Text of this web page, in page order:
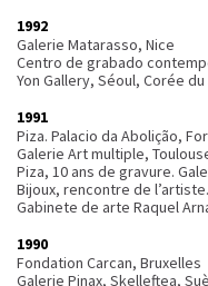
1992
Galerie Matarasso, Nice
Centro de grabado
Yon Gallery, Séoul, Corée du
1991
Piza. Palacio da Abolição,
Galerie Art multiple,
Piza, 10 ans de gravure.
Bijoux, rencontre de
Gabinete de arte Raquel
1990
Fondation Carcan, Bruxelles
Galerie Pinax, Skelleftea,